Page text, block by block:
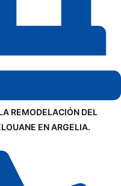
REMODELACIÓN DEL
EN ARGELIA.